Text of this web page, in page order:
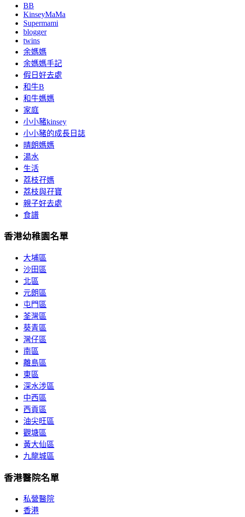
BB
KinseyMaMa
Supermami
blogger
twins
余媽媽
余媽媽手記
假日好去處
和牛B
和牛媽媽
家庭
小小豬kinsey
小小豬的成長日誌
晴朗媽媽
湯水
生活
荔枝孖媽
荔枝與孖寶
親子好去處
食譜
香港幼稚園名單
大埔區
沙田區
北區
元朗區
屯門區
荃灣區
葵青區
灣仔區
南區
離島區
東區
深水涉區
中西區
西貢區
油尖旺區
觀塘區
黃大仙區
九龍城區
香港醫院名單
私營醫院
香港